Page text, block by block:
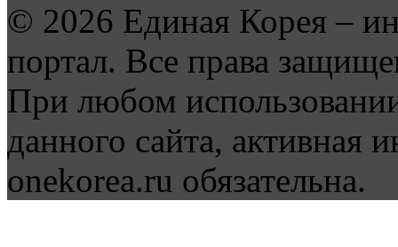
© 2026 Единая Корея –
портал. Все права
При любом
данного сайта, активная
onekorea.ru обязательна.